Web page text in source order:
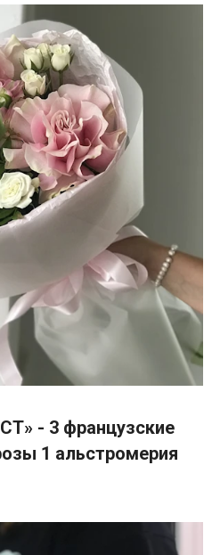
- 3 французские
1 альстромерия